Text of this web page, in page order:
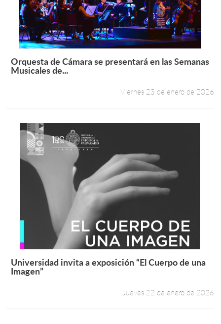
Leer más +
Orquesta de Cámara se presentará en las Semanas
Musicales de...
Viernes 23 de enero de 2026
Leer más +
Universidad invita a exposición “El Cuerpo de una
Imagen”
Jueves 22 de enero de 2026